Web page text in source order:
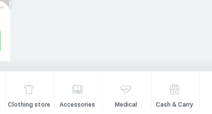
Clothing store Accessories Medical Cash & Carry